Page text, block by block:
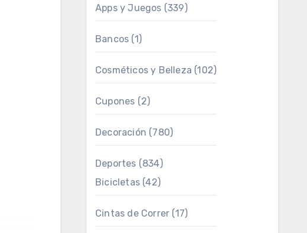
Apps y Juegos (339)
Bancos (1)
Cosméticos y Belleza (102)
Cupones (2)
Decoración (780)
Deportes (834)
Bicicletas (42)
Cintas de Correr (17)